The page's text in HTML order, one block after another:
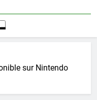
sur Nintendo